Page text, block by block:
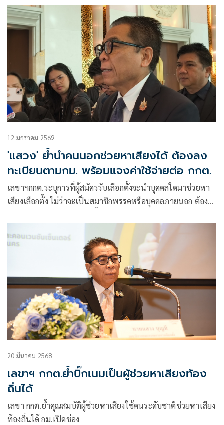
12 มกราคม 2569
'แสวง' ย้ำนำคนนอกช่วยหาเสียงได้ ต้องลง
ทะเบียนตามกม. พร้อมแจงค่าใช้จ่ายต่อ กกต.
เลขาฯกกต.ระบุการที่ผู้สมัครรับเลือกตั้งจะนำบุคคลใดมาช่วยหา
เสียงเลือกตั้ง ไม่ว่าจะเป็นสมาชิกพรรคหรือบุคคลภายนอก ต้องมี
20 มีนาคม 2568
เลขาฯ กกต.ย้ำบิ๊กเนมเป็นผู้ช่วยหาเสียงท้อง
ถิ่นได้
เลขา กกต.ย้ำคุณสมบัติผู้ช่วยหาเสียงใช้คนระดับชาติช่วยหาเสียง
ท้องถิ่นได้ กม.เปิดช่อง